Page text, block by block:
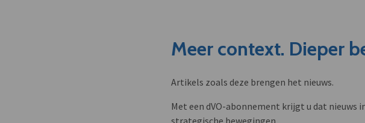
Meer context. Dieper
Artikels zoals deze brengen het nieuws.
Met een dVO-abonnement krijgt u dat